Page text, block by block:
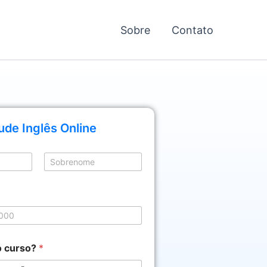
Sobre Contato
Inglês Online
curso? *